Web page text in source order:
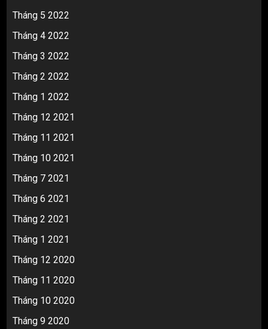
Tháng 5 2022
Tháng 4 2022
Tháng 3 2022
Tháng 2 2022
Tháng 1 2022
Tháng 12 2021
Tháng 11 2021
Tháng 10 2021
Tháng 7 2021
Tháng 6 2021
Tháng 2 2021
Tháng 1 2021
Tháng 12 2020
Tháng 11 2020
Tháng 10 2020
Tháng 9 2020